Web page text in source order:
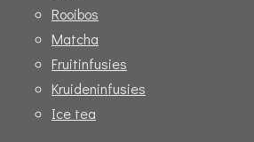
Rooibos
Matcha
Fruitinfusies
Kruideninfusies
Ice tea